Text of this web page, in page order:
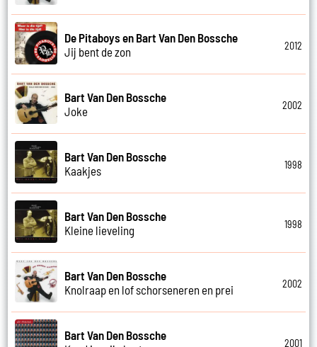
De Pitaboys en Bart Van Den Bossche
Jij bent de zon
2012
Bart Van Den Bossche
Joke
2002
Bart Van Den Bossche
Kaakjes
1998
Bart Van Den Bossche
Kleine lieveling
1998
Bart Van Den Bossche
Knolraap en lof schorseneren en prei
2002
Bart Van Den Bossche
2001